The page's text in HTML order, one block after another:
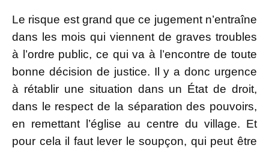
Le risque est grand que ce jugement n’entraîne
dans les mois qui viennent de graves troubles
à l’ordre public, ce qui va à l’encontre de toute
bonne décision de justice. Il y a donc urgence
à rétablir une situation dans un État de droit,
dans le respect de la séparation des pouvoirs,
en remettant l’église au centre du village. Et
pour cela il faut lever le soupçon, qui peut être